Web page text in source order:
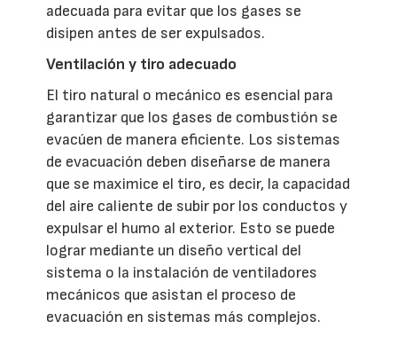
adecuada para evitar que los gases se
disipen antes de ser expulsados.
Ventilación y tiro adecuado
El tiro natural o mecánico es esencial para
garantizar que los gases de combustión se
evacúen de manera eficiente. Los sistemas
de evacuación deben diseñarse de manera
que se maximice el tiro, es decir, la capacidad
del aire caliente de subir por los conductos y
expulsar el humo al exterior. Esto se puede
lograr mediante un diseño vertical del
sistema o la instalación de ventiladores
mecánicos que asistan el proceso de
evacuación en sistemas más complejos.